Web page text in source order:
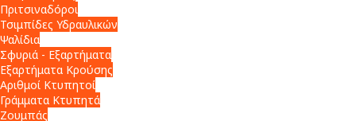
Πριτσιναδόροι
Τσιμπίδες Υδραυλικών
Ψαλίδια
Σφυριά - Εξαρτήματα
Εξαρτήματα Κρούσης
Αριθμοί Κτυπητοί
Γράμματα Κτυπητά
Ζουμπάς